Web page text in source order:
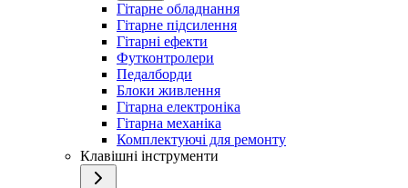
Гітарне обладнання
Гітарне підсилення
Гітарні ефекти
Футконтролери
Педалборди
Блоки живлення
Гітарна електроніка
Гітарна механіка
Комплектуючі для ремонту
Клавішні інструменти